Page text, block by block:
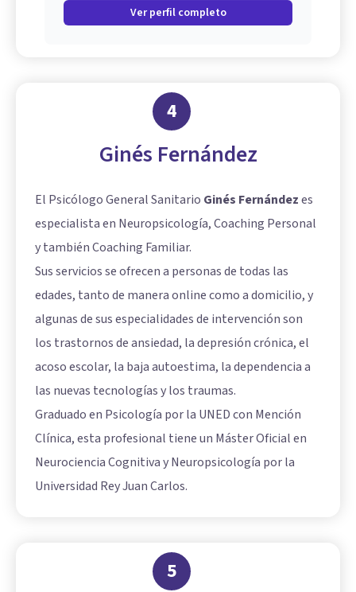
Ver perfil completo
4
Ginés Fernández
El Psicólogo General Sanitario Ginés Fernándezes
especialista en Neuropsicología, Coaching Personal
y también Coaching Familiar.
Sus servicios se ofrecen a personas de todas las
edades, tanto de manera online como a domicilio, y
algunas de sus especialidades de intervención son
los trastornos de ansiedad, la depresión crónica, el
acoso escolar, la baja autoestima, la dependencia a
las nuevas tecnologías y los traumas.
Graduado en Psicología por la UNED con Mención
Clínica, esta profesional tiene un Máster Oficial en
Neurociencia Cognitiva y Neuropsicología por la
Universidad Rey Juan Carlos.
5